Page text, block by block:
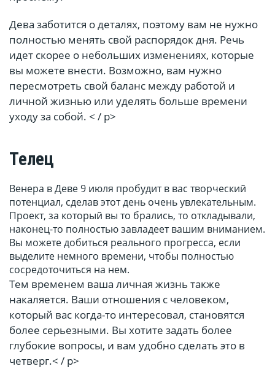
Дева заботится о деталях, поэтому вам не нужно
полностью менять свой распорядок дня. Речь
идет скорее о небольших изменениях, которые
вы можете внести. Возможно, вам нужно
пересмотреть свой баланс между работой и
личной жизнью или уделять больше времени
уходу за собой. < / p>
Телец
Венера в Деве 9 июля пробудит в вас творческий
потенциал, сделав этот день очень увлекательным.
Проект, за который вы то брались, то откладывали,
наконец-то полностью завладеет вашим вниманием.
Вы можете добиться реального прогресса, если
выделите немного времени, чтобы полностью
сосредоточиться на нем.
Тем временем ваша личная жизнь также
накаляется. Ваши отношения с человеком,
который вас когда-то интересовал, становятся
более серьезными. Вы хотите задать более
глубокие вопросы, и вам удобно сделать это в
четверг.< / p>